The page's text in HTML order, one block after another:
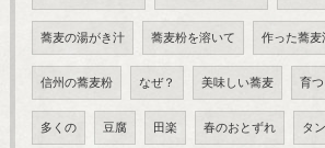
蕎麦の湯がき汁 蕎麦粉を溶いて 作った蕎麦
信州の蕎麦粉 なぜ？ 美味しい蕎麦 育つ
多くの 豆腐 田楽 春のおとずれ タ